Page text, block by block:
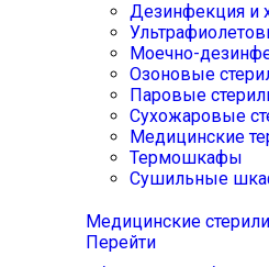
Дезинфекция и
Моечно-
Озоновые
Паровые
Сухожаровые
Медицинские
Термошкафы
Сушильные
Медицинские
Перейти